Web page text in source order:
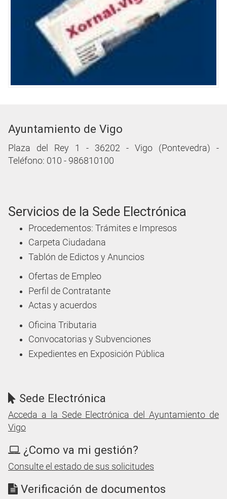
Ayuntamiento de Vigo
Plaza del Rey 1 - 36202 - Vigo (Pontevedra) -
Teléfono: 010 - 986810100
Servicios de la Sede Electrónica
Procedementos: Trámites e Impresos
Carpeta Ciudadana
Tablón de Edictos y Anuncios
Ofertas de Empleo
Perfil de Contratante
Actas y acuerdos
Oficina Tributaria
Convocatorias y Subvenciones
Expedientes en Exposición Pública
Sede Electrónica
Acceda a la Sede Electrónica del Ayuntamiento de
Vigo
¿Como va mi gestión?
Consulte el estado de sus solicitudes
Verificación de documentos